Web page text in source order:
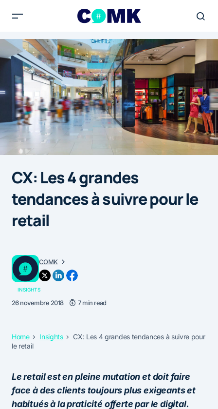
CX: Les 4 grandes
tendances à suivre pour le
retail
COMK
INSIGHTS
26 novembre 2018 7 min read
Home Insights
CX: Les 4 grandes tendances à suivre pour
le retail
Le retail est en pleine mutation et doit faire
face à des clients toujours plus exigeants et
habitués à la praticité offerte par le digital.